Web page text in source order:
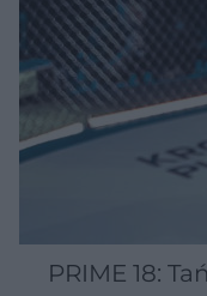
PRIME 18: